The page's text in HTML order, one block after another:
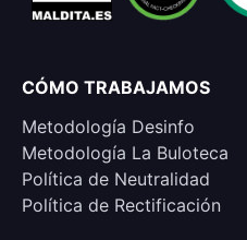
CÓMO TRABAJAMOS
Metodología Desinfo
Metodología La Buloteca
Política de Neutralidad
Política de Rectificación